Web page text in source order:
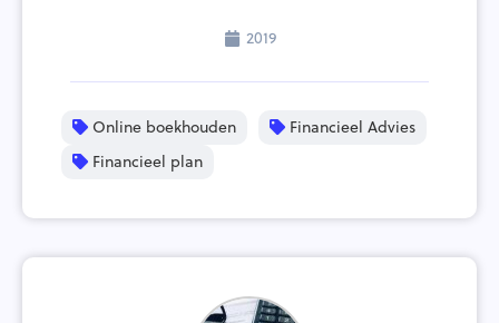
2019
Online boekhouden
Financieel Advies
Financieel plan